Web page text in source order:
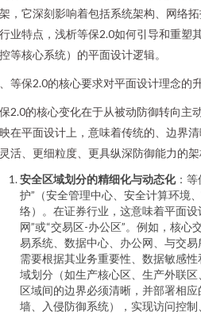
，它深刻影响着包括系统架构、网络
业特点，浅析等保2.0如何引导和重塑
等核心系统）的平面设计逻辑。
等保2.0的核心要求对平面设计理念的
2.0的核心变化在于从被动防御转向主
在平面设计上，意味着传统的、边界
活、更细粒度、更具纵深防御能力的架
安全区域划分的精细化与动态化：等
护”（安全管理中心、安全计算环境
络）。在证券行业，这意味着平面
网”或“交易区-办公区”。例如，核
易系统、数据中心、办公网、与交
需要根据其业务重要性、数据敏感
域划分（如生产核心区、生产外联
区域间的边界必须清晰，并部署相
墙、入侵防御系统），实现访问控制